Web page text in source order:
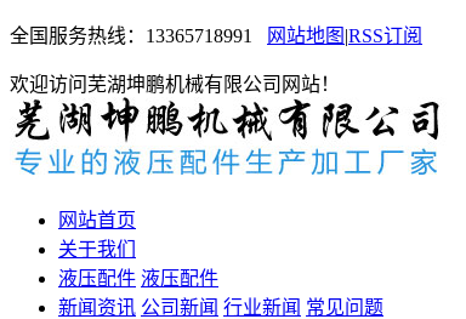
全国服务热线： 13365718991 网站地图 |RSS订阅
欢迎访问芜湖坤鹏机械有限公司网站！
网站首页
关于我们
液压配件 液压配件
新闻资讯 公司新闻 行业新闻 常见问题